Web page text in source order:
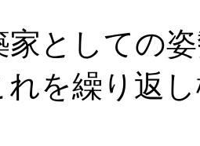
家としての
れを繰り返